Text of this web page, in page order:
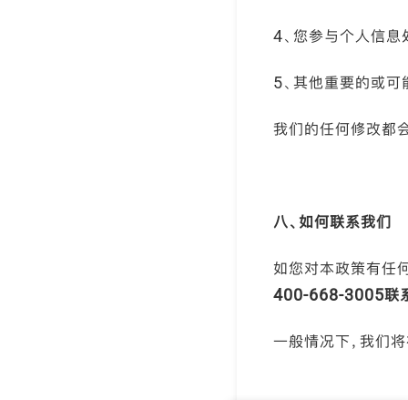
4、您参与个人信息
5、其他重要的或
我们的任何修改都
八、如何联系我们
如您对本政策有任
400-668-3005联
一般情况下，我们